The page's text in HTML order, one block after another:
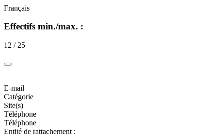
Français
Effectifs min./max. :
12 / 25
E-mail
Catégorie
Site(s)
Téléphone
Téléphone
Entité de rattachement :